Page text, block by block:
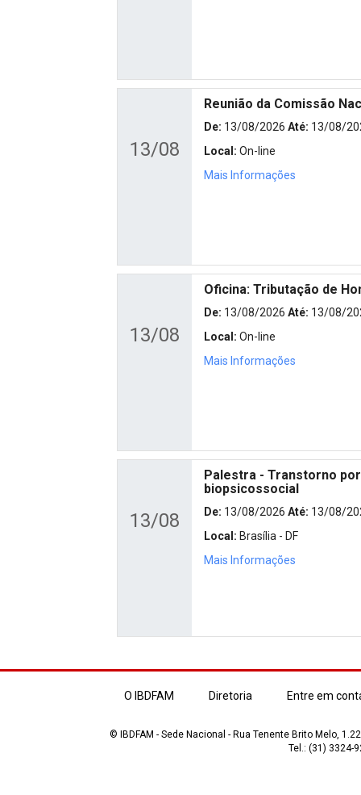
13/08
Reunião da Comissão
De: 13/08/2026 Até: 13/08/
Local: On-line
Mais Informações
13/08
Oficina: Tributação de
De: 13/08/2026 Até: 13/08/
Local: On-line
Mais Informações
13/08
Palestra - Transtorno
biopsicossocial
De: 13/08/2026 Até: 13/08/
Local: Brasília - DF
Mais Informações
O IBDFAM Diretoria Entre em
© IBDFAM - Sede Nacional - Rua Tenente Brito Melo,
Tel.: (31) 3324-